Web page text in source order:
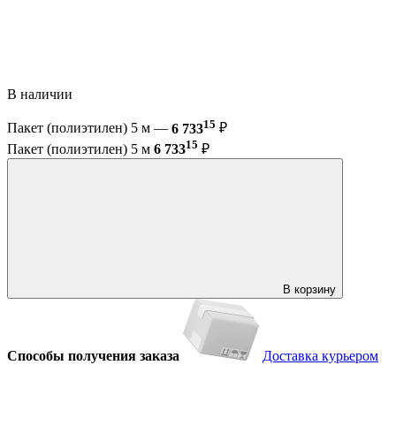
В наличии
Пакет (полиэтилен) 5 м — 6 73315 ₽
Пакет (полиэтилен) 5 м 6 73315 ₽
В корзину
Способы получения заказа Доставка курьером